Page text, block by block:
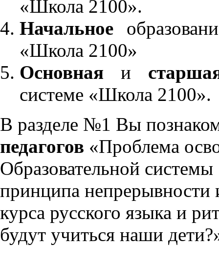
«Школа 2100».
Начальное
«Школа 2100»
Основнаяи
системе «Школа 2100».
В разделе №1 Вы
педагогов «Проблема
Образовательной
принципа непрерывности
курса русского языка и
будут учиться наши